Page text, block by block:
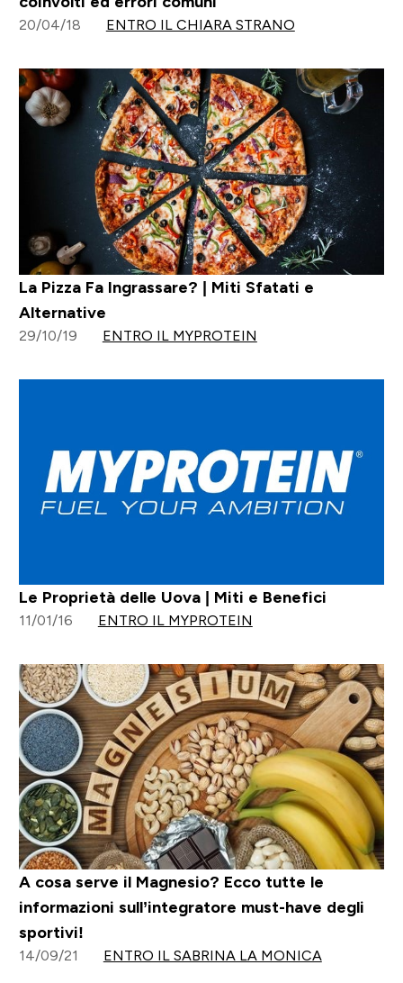
20/04/18 ENTRO IL CHIARA STRANO
La Pizza Fa Ingrassare? | Miti Sfatati e
Alternative
29/10/19 ENTRO IL MYPROTEIN
Le Proprietà delle Uova | Miti e Benefici
11/01/16 ENTRO IL MYPROTEIN
A cosa serve il Magnesio? Ecco tutte le
informazioni sull’integratore must-have degli
sportivi!
14/09/21 ENTRO IL SABRINA LA MONICA